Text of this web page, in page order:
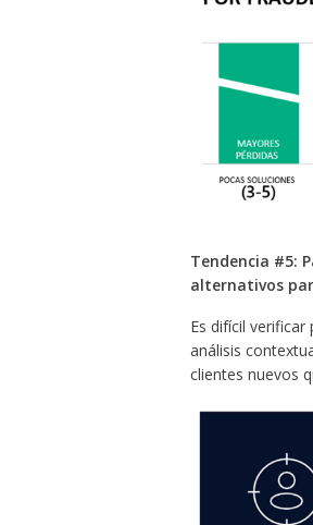
Tendencia #5:
alternativos
Es difícil
análisis
clientes nuevos